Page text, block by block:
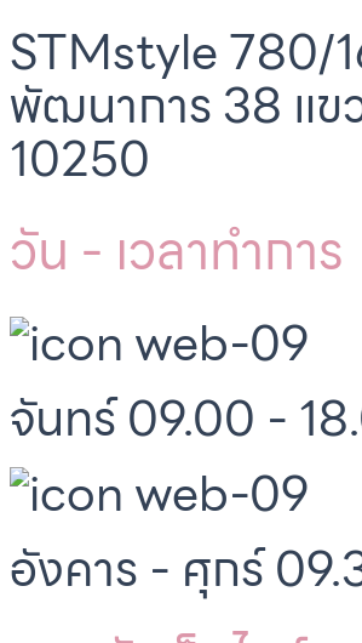
STMstyle 780/
พัฒนาการ 38 แข
10250
วัน - เวลาทำการ
จันทร์ 09.00 -
อังคาร - ศุกร์